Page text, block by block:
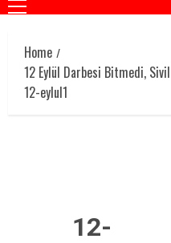
Menu
Home
12 Eylül Darbesi Bitmedi,
12-eylul1
12-